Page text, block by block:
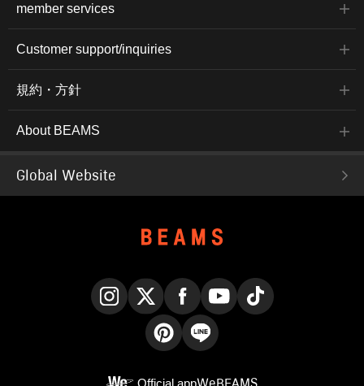
member services
Customer support/inquiries
規約・方針
About BEAMS
Global Website
Official app